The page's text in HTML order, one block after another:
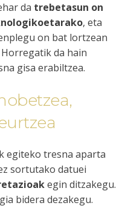
da trebetasun on
, eta
on bat lortzean
da hain
gisa erabiltzea.
egiteko tresna aparta
sortutako datuei
egin ditzakegu.
bidera dezakegu.